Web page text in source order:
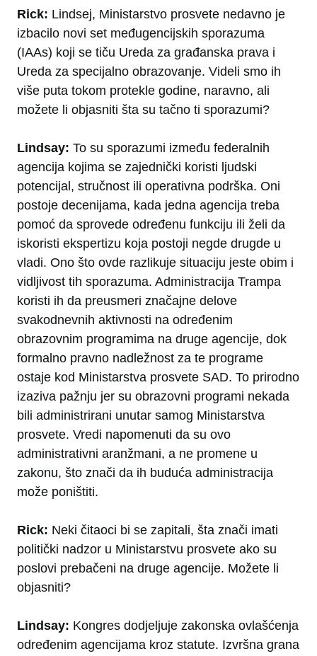
Rick: Lindsej, Ministarstvo prosvete nedavno je
izbacilo novi set međugencijskih sporazuma
(IAAs) koji se tiču Ureda za građanska prava i
Ureda za specijalno obrazovanje. Videli smo ih
više puta tokom protekle godine, naravno, ali
možete li objasniti šta su tačno ti sporazumi?
Lindsay: To su sporazumi između federalnih
agencija kojima se zajednički koristi ljudski
potencijal, stručnost ili operativna podrška. Oni
postoje decenijama, kada jedna agencija treba
pomoć da sprovede određenu funkciju ili želi da
iskoristi ekspertizu koja postoji negde drugde u
vladi. Ono što ovde razlikuje situaciju jeste obim i
vidljivost tih sporazuma. Administracija Trampa
koristi ih da preusmeri značajne delove
svakodnevnih aktivnosti na određenim
obrazovnim programima na druge agencije, dok
formalno pravno nadležnost za te programe
ostaje kod Ministarstva prosvete SAD. To prirodno
izaziva pažnju jer su obrazovni programi nekada
bili administrirani unutar samog Ministarstva
prosvete. Vredi napomenuti da su ovo
administrativni aranžmani, a ne promene u
zakonu, što znači da ih buduća administracija
može poništiti.
Rick: Neki čitaoci bi se zapitali, šta znači imati
politički nadzor u Ministarstvu prosvete ako su
poslovi prebačeni na druge agencije. Možete li
objasniti?
Lindsay: Kongres dodjeljuje zakonska ovlašćenja
određenim agencijama kroz statute. Izvršna grana